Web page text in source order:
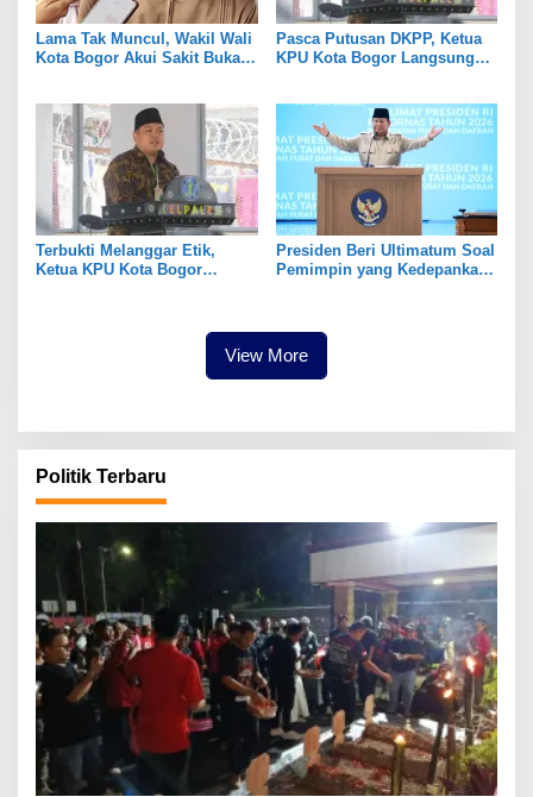
Lama Tak Muncul, Wakil Wali
Kota Bogor Akui Sakit Bukan
Pasca Putusan DKPP, Ketua
KPU Kota Bogor Langsung
Terbukti Melanggar Etik,
Ketua KPU Kota Bogor
Presiden Beri Ultimatum Soal
Pemimpin yang Kedepankan
View More
Politik Terbaru